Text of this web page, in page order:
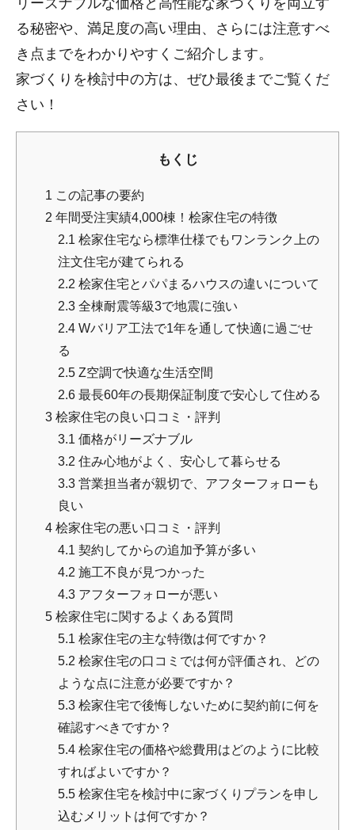
る秘密や、満足度の高い理由、さらには注意すべ
き点までをわかりやすくご紹介します。
家づくりを検討中の方は、ぜひ最後までご覧くだ
さい！
もくじ
1 この記事の要約
2 年間受注実績4,000棟！桧家住宅の特徴
2.1 桧家住宅なら標準仕様でもワンランク上の
注文住宅が建てられる
2.2 桧家住宅とパパまるハウスの違いについて
2.3 全棟耐震等級3で地震に強い
2.4 Wバリア工法で1年を通して快適に過ごせ
る
2.5 Z空調で快適な生活空間
2.6 最長60年の長期保証制度で安心して住める
3 桧家住宅の良い口コミ・評判
3.1 価格がリーズナブル
3.2 住み心地がよく、安心して暮らせる
3.3 営業担当者が親切で、アフターフォローも
良い
4 桧家住宅の悪い口コミ・評判
4.1 契約してからの追加予算が多い
4.2 施工不良が見つかった
4.3 アフターフォローが悪い
5 桧家住宅に関するよくある質問
5.1 桧家住宅の主な特徴は何ですか？
5.2 桧家住宅の口コミでは何が評価され、どの
ような点に注意が必要ですか？
5.3 桧家住宅で後悔しないために契約前に何を
確認すべきですか？
5.4 桧家住宅の価格や総費用はどのように比較
すればよいですか？
5.5 桧家住宅を検討中に家づくりプランを申し
込むメリットは何ですか？